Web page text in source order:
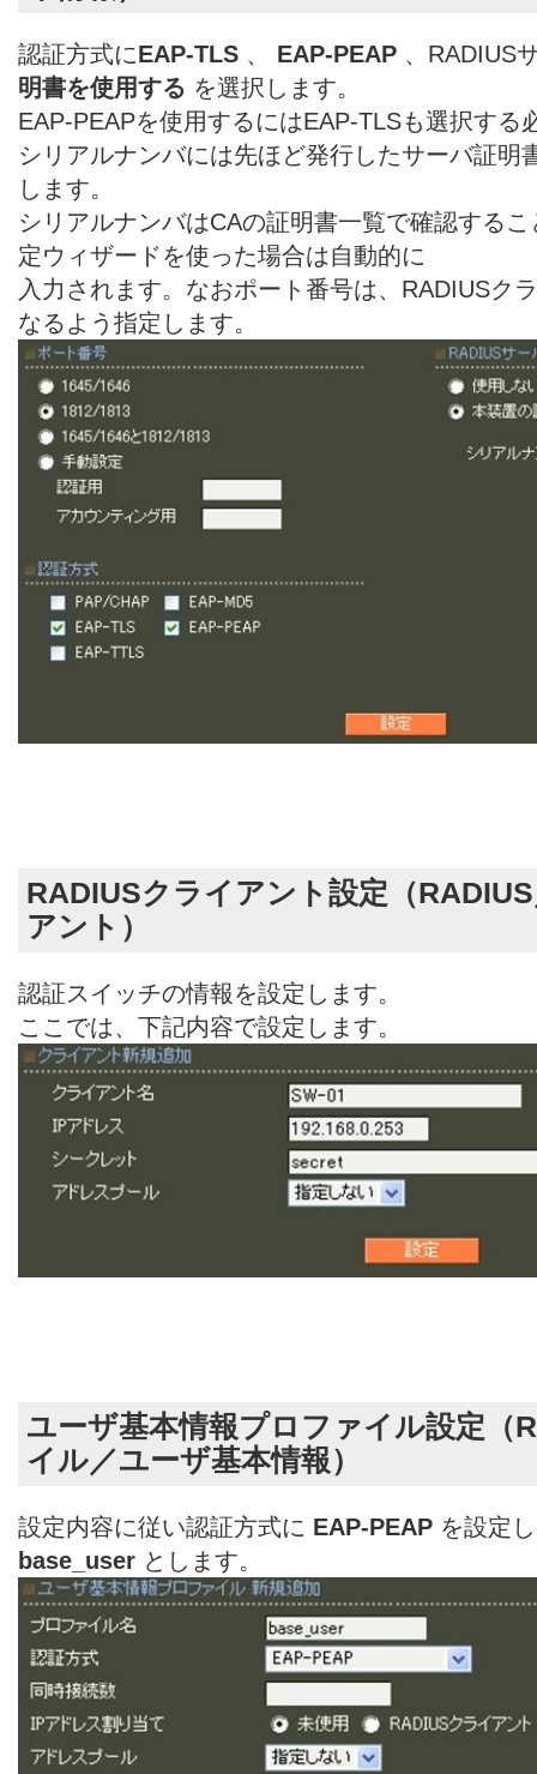
認証方式にEAP-TLS 、 EAP-PEAP 、RADIUS
明書を使用する を選択します。
EAP-PEAPを使用するにはEAP-TLSも選択する
シリアルナンバには先ほど発行したサーバ証明
します。
シリアルナンバはCAの証明書一覧で確認する
定ウィザードを使った場合は自動的に
入力されます。なおポート番号は、RADIUSク
なるよう指定します。
RADIUSクライアント設定（
アント）
認証スイッチの情報を設定します。
ここでは、下記内容で設定します。
ユーザ基本情報プロファイル設定（
イル／ユーザ基本情報）
設定内容に従い認証方式に EAP-PEAP を設定
base_user とします。